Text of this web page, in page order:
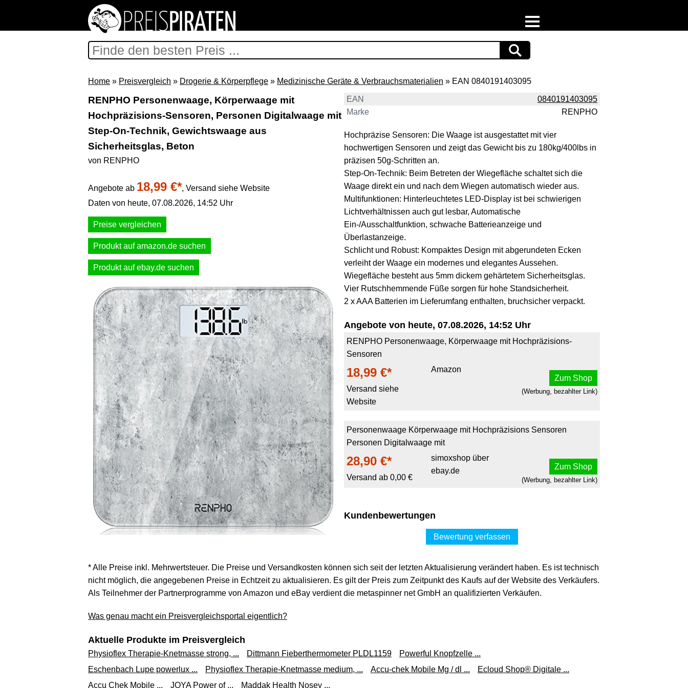
Support & Newsletter
Presse
Impressum
Home » Preisvergleich » Drogerie & Körperpflege » Medizinische Geräte & Verbrauchsmaterialien » EAN 0840191403095
RENPHO Personenwaage, Körperwaage mit
Hochpräzisions-Sensoren, Personen Digitalwaage mit
Step-On-Technik, Gewichtswaage aus
Sicherheitsglas, Beton
von RENPHO
Angebote ab 18,99 €*, Versand siehe Website
Daten von heute, 07.08.2026, 14:52 Uhr
Preise vergleichen
Produkt auf amazon.de suchen
Produkt auf ebay.de suchen
EAN
0840191403095
Marke
RENPHO
Hochpräzise Sensoren: Die Waage ist ausgestattet mit vier
hochwertigen Sensoren und zeigt das Gewicht bis zu 180kg/400lbs in
präzisen 50g-Schritten an.
Step-On-Technik: Beim Betreten der Wiegefläche schaltet sich die
Waage direkt ein und nach dem Wiegen automatisch wieder aus.
Multifunktionen: Hinterleuchtetes LED-Display ist bei schwierigen
Lichtverhältnissen auch gut lesbar, Automatische
Ein-/Ausschaltfunktion, schwache Batterieanzeige und
Überlastanzeige.
Schlicht und Robust: Kompaktes Design mit abgerundeten Ecken
verleiht der Waage ein modernes und elegantes Aussehen.
Wiegefläche besteht aus 5mm dickem gehärtetem Sicherheitsglas.
Vier Rutschhemmende Füße sorgen für hohe Standsicherheit.
2 x AAA Batterien im Lieferumfang enthalten, bruchsicher verpackt.
Angebote von heute, 07.08.2026, 14:52 Uhr
RENPHO Personenwaage, Körperwaage mit Hochpräzisions-
Sensoren
18,99 €*
Versand siehe
Website
Amazon
Zum Shop
(Werbung, bezahlter Link)
Personenwaage Körperwaage mit Hochpräzisions Sensoren
Personen Digitalwaage mit
28,90 €*
Versand ab 0,00 €
simoxshop über
ebay.de
Zum Shop
(Werbung, bezahlter Link)
Kundenbewertungen
Bewertung verfassen
* Alle Preise inkl. Mehrwertsteuer. Die Preise und Versandkosten können sich seit der letzten Aktualisierung verändert haben. Es ist technisch
nicht möglich, die angegebenen Preise in Echtzeit zu aktualisieren. Es gilt der Preis zum Zeitpunkt des Kaufs auf der Website des Verkäufers.
Als Teilnehmer der Partnerprogramme von Amazon und eBay verdient die metaspinner net GmbH an qualifizierten Verkäufen.
Was genau macht ein Preisvergleichsportal eigentlich?
Aktuelle Produkte im Preisvergleich
Physioflex Therapie-Knetmasse strong, ... Dittmann Fieberthermometer PLDL1159
Powerful Knopfzelle ...
Eschenbach Lupe powerlux ...
Physioflex Therapie-Knetmasse medium, ... Accu-chek Mobile Mg / dl ...
Ecloud Shop® Digitale ...
Accu Chek Mobile ...
JOYA Power of ... Maddak Health Nosey ...